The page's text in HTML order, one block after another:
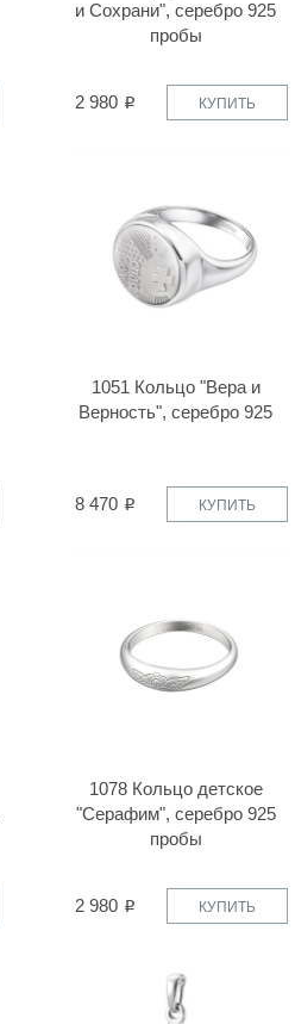
и Сохрани", серебро 925
пробы
2 980 КУПИТЬ
1051 Кольцо "Вера и
Верность", серебро 925
8 470 КУПИТЬ
1078 Кольцо детское
"Серафим", серебро 925
пробы
2 980 КУПИТЬ